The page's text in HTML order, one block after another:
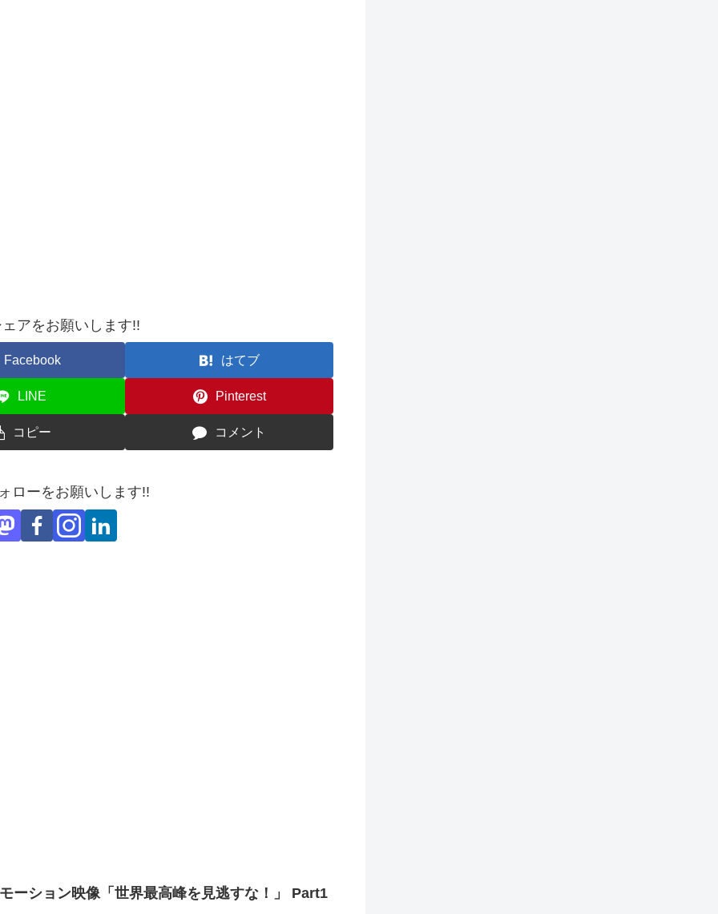
アをお願いします!!
Facebook はてブ
LINE Pinterest
コピー コメント
ローをお願いします!!
ーション映像「世界最高峰を見逃すな！」 Part1